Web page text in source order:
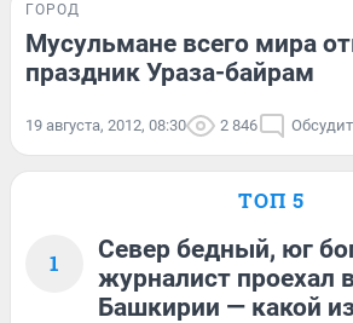
ГОРОД
Мусульмане всего мира
праздник Ураза-байрам
19 августа, 2012, 08:30 2 846
ТОП 5
1
Север бедный, юг
журналист проехал
Башкирии — какой